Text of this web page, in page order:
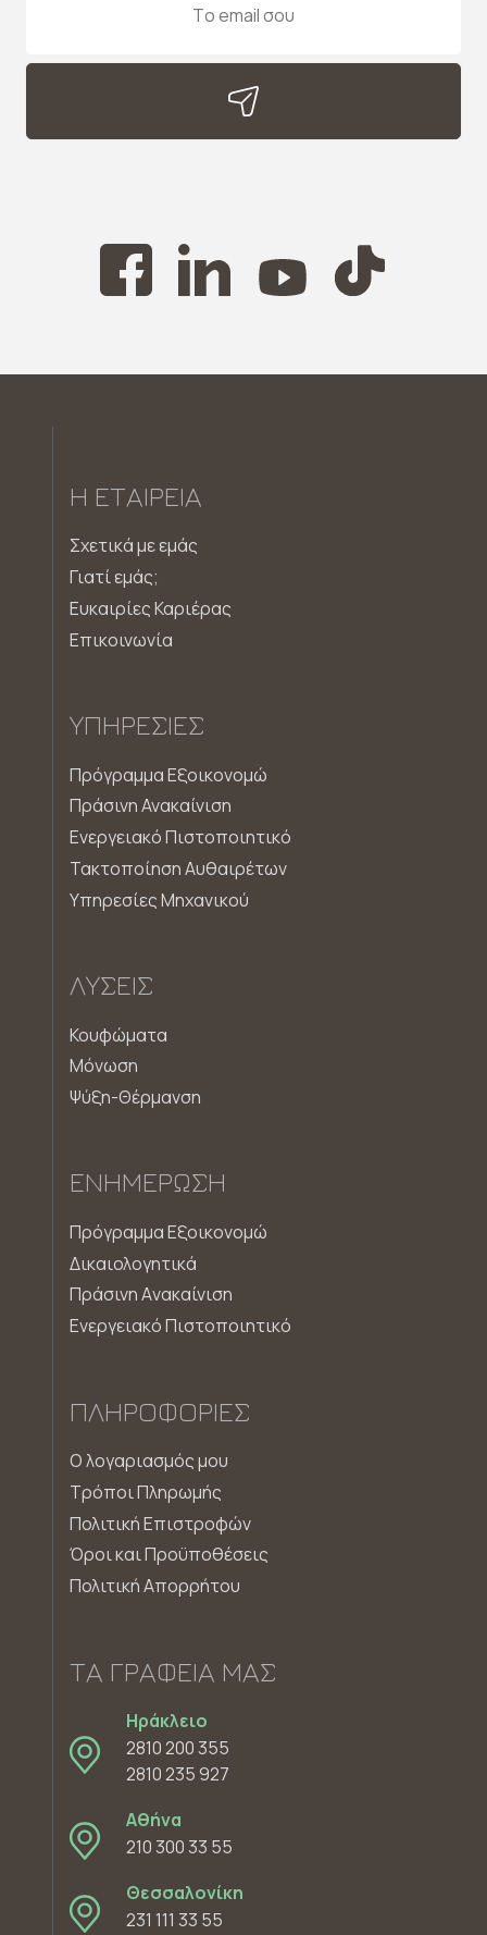
Η ΕΤΑΙΡΕΊΑ
Σχετικά με εμάς
Γιατί εμάς;
Ευκαιρίες Καριέρας
Επικοινωνία
ΥΠΗΡΕΣΊΕΣ
Πρόγραμμα Εξοικονομώ
Πράσινη Ανακαίνιση
Ενεργειακό Πιστοποιητικό
Τακτοποίηση Αυθαιρέτων
Υπηρεσίες Μηχανικού
ΛΎΣΕΙΣ
Κουφώματα
Μόνωση
Ψύξη-Θέρμανση
ΕΝΗΜΈΡΩΣΗ
Πρόγραμμα Εξοικονομώ
Δικαιολογητικά
Πράσινη Aνακαίνιση
Ενεργειακό Πιστοποιητικό
ΠΛΗΡΟΦΟΡΊΕΣ
Ο λογαριασμός μου
Τρόποι Πληρωμής
Πολιτική Επιστροφών
Όροι και Προϋποθέσεις
Πολιτική Απορρήτου
ΤΑ ΓΡΑΦΕΊΑ ΜΑΣ
Ηράκλειο
2810 200 355
2810 235 927
Αθήνα
210 300 33 55
Θεσσαλονίκη
231 111 33 55